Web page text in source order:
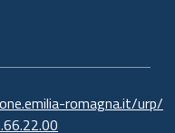
romagna.it/urp/